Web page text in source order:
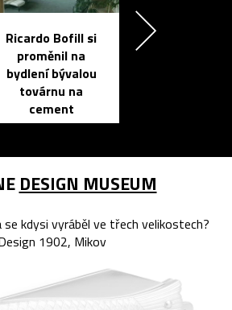
Ricardo Bofill si
proměnil na
bydlení bývalou
továrnu na
cement
DESIGN MUSEUM
se kdysi vyráběl ve třech velikostech?
1902, Mikov